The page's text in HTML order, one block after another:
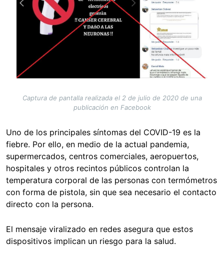
Captura de pantalla realizada el 2 de julio de 2020 de una
publicación en Facebook
Uno de los principales síntomas del COVID-19 es la
fiebre. Por ello, en medio de la actual pandemia,
supermercados, centros comerciales, aeropuertos,
hospitales y otros recintos públicos controlan la
temperatura corporal de las personas con termómetros
con forma de pistola, sin que sea necesario el contacto
directo con la persona.
El mensaje viralizado en redes asegura que estos
dispositivos implican un riesgo para la salud.